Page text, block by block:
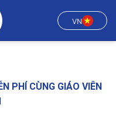
VN
PHÍ CÙNG GIÁO VIÊN